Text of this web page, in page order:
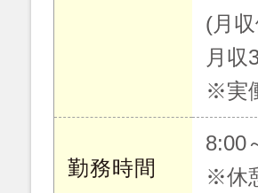
(月収
月収
※実
勤務時間
8:00
※休